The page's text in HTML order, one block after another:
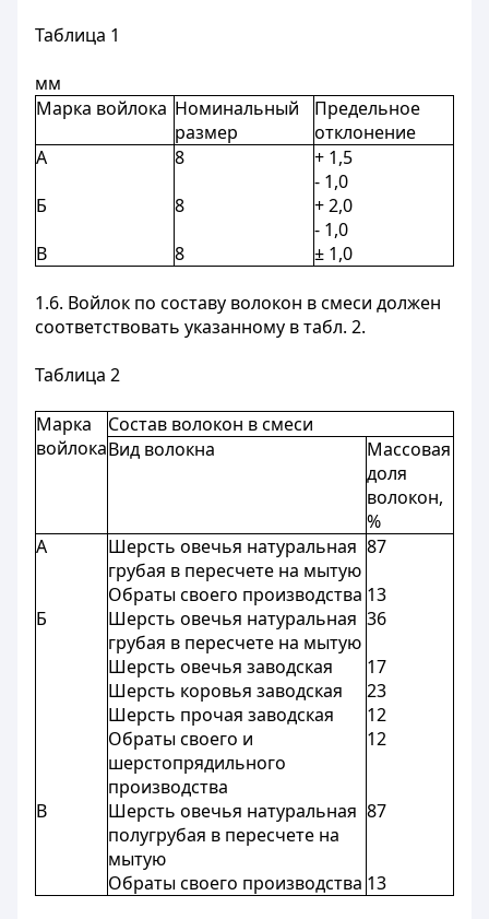
Таблица 1
мм
Марка войлока Номинальный
размер
Предельное
отклонение
А
8
+ 1,5
- 1,0
Б
8
+ 2,0
- 1,0
В
8 ± 1,0
1.6. Войлок по составу волокон в смеси должен
соответствовать указанному в табл. 2.
Таблица 2
Марка
войлока
Состав волокон в смеси
Вид волокна
Массовая
доля
волокон,
%
А
Шерсть овечья натуральная
грубая в пересчете на мытую
87
Обраты своего производства 13
Б
Шерсть овечья натуральная
грубая в пересчете на мытую
36
Шерсть овечья заводская
17
Шерсть коровья заводская
23
Шерсть прочая заводская
12
Обраты своего и
шерстопрядильного
производства
12
В
Шерсть овечья натуральная
полугрубая в пересчете на
мытую
87
Обраты своего производства 13